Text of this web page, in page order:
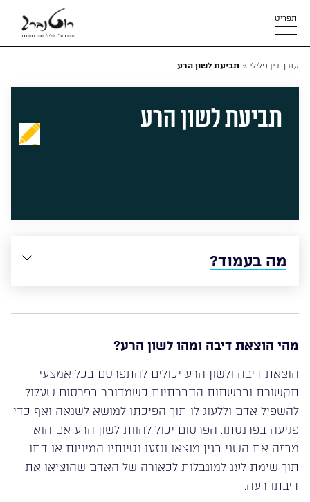
תפריט
עורך דין פלילי » תביעת לשון הרע
תביעת לשון הרע
מה בעמוד?
מהי הוצאת דיבה ומהו לשון הרע?
הוצאת דיבה ולשון הרע יכולים להתפרסם בכל אמצעי
תקשורת וברשתות החברתיות כשמדובר בפרסום שעלול
להשפיל אדם וללעוג לו תוך הפיכתו למושא לשנאה ואף כדי
פגיעה בפרנסתו. הפרסום יכול להוות לשון הרע אם הוא
מבזה את השני בגין מוצאו וגזעו נטיותיו המיניות או דתו
תוך שימת לעג למוגבלות לכאורה של האדם שהוציאו את
דיבתו רעה.